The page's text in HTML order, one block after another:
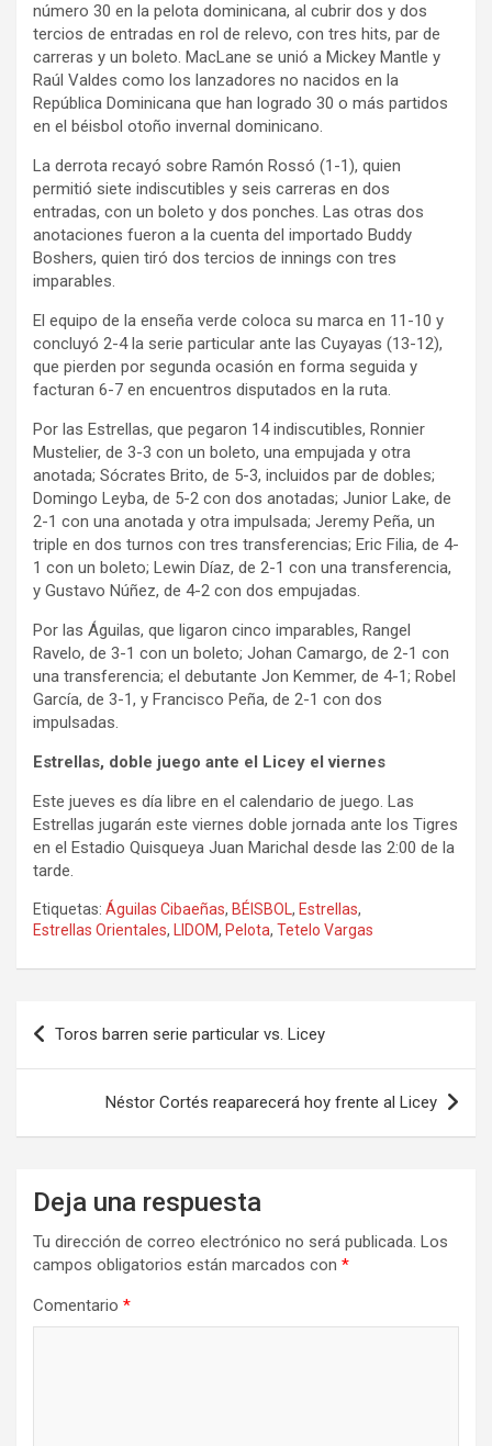
número 30 en la pelota dominicana, al cubrir dos y dos
tercios de entradas en rol de relevo, con tres hits, par de
carreras y un boleto. MacLane se unió a Mickey Mantle y
Raúl Valdes como los lanzadores no nacidos en la
República Dominicana que han logrado 30 o más partidos
en el béisbol otoño invernal dominicano.
La derrota recayó sobre Ramón Rossó (1-1), quien
permitió siete indiscutibles y seis carreras en dos
entradas, con un boleto y dos ponches. Las otras dos
anotaciones fueron a la cuenta del importado Buddy
Boshers, quien tiró dos tercios de innings con tres
imparables.
El equipo de la enseña verde coloca su marca en 11-10 y
concluyó 2-4 la serie particular ante las Cuyayas (13-12),
que pierden por segunda ocasión en forma seguida y
facturan 6-7 en encuentros disputados en la ruta.
Por las Estrellas, que pegaron 14 indiscutibles, Ronnier
Mustelier, de 3-3 con un boleto, una empujada y otra
anotada; Sócrates Brito, de 5-3, incluidos par de dobles;
Domingo Leyba, de 5-2 con dos anotadas; Junior Lake, de
2-1 con una anotada y otra impulsada; Jeremy Peña, un
triple en dos turnos con tres transferencias; Eric Filia, de 4-
1 con un boleto; Lewin Díaz, de 2-1 con una transferencia,
y Gustavo Núñez, de 4-2 con dos empujadas.
Por las Águilas, que ligaron cinco imparables, Rangel
Ravelo, de 3-1 con un boleto; Johan Camargo, de 2-1 con
una transferencia; el debutante Jon Kemmer, de 4-1; Robel
García, de 3-1, y Francisco Peña, de 2-1 con dos
impulsadas.
Estrellas, doble juego ante el Licey el viernes
Este jueves es día libre en el calendario de juego. Las
Estrellas jugarán este viernes doble jornada ante los Tigres
en el Estadio Quisqueya Juan Marichal desde las 2:00 de la
tarde.
Etiquetas: Águilas Cibaeñas, BÉISBOL, Estrellas,
Estrellas Orientales, LIDOM, Pelota, Tetelo Vargas
Navegación
de
entradas
Toros barren serie particular vs. Licey
Néstor Cortés reaparecerá hoy frente al Licey
Deja una respuesta
Tu dirección de correo electrónico no será publicada. Los
campos obligatorios están marcados con *
Comentario *